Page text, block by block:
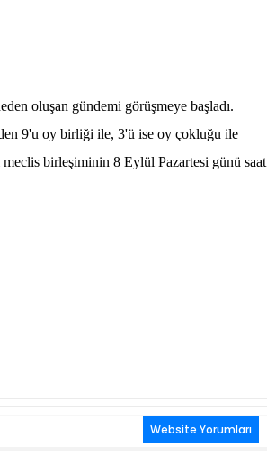
oluşan gündemi görüşmeye başladı.
9'u oy birliği ile, 3'ü ise oy çokluğu ile
birleşiminin 8 Eylül Pazartesi günü saat
Website Yorumları